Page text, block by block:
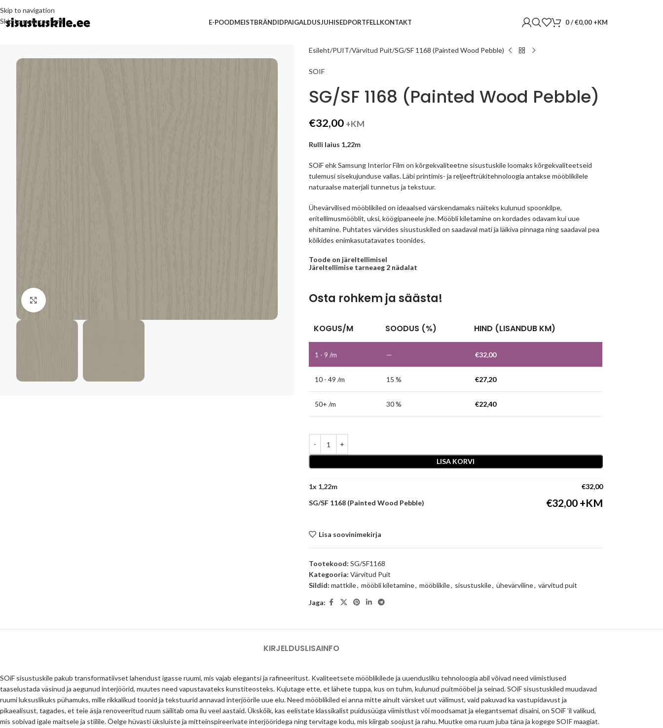
Skip to navigation
Skip to main content
E-POODMEISTBRÄNDIDPAIGALDUSJUHISEDPORTFELLKONTAKT 0/€0,00
Esileht PUIT Värvitud Puit SG/SF 1168 (Painted Wood Pebble)
SOIF
SG/SF 1168 (Painted Wood Pebble)
€32,00 +KM
Rulli laius 1,22m
SOiF ehk Samsung Interior Film on kõrgekvaliteetne sisustuskile loomaks kõrgekvaliteetseid
tulemusi sisekujunduse vallas. Läbi printimis- ja reljeeftrükitehnoloogia antakse mööblikilele
naturaalse materjali tunnetus ja tekstuur.
Ühevärvilised mööblikiled on ideaalsed värskendamaks näiteks kulunud spoonkilpe,
eritellimusmööblit, uksi, köögipaneele jne. Mööbli kiletamine on kordades odavam kui uue
ehitamine. Puhtates värvides sisustuskiled on saadaval mati ja läikiva pinnaga ning saadaval pea
kõikides enimkasutatavates toonides.
Toode on järeltellimisel
Järeltellimise tarneaeg 2 nädalat
Osta rohkem ja säästa!
KOGUS/M SOODUS (%) HIND (LISANDUB KM)
1 - 9 /m — €32,00
10 - 49 /m 15 % €27,20
50+ /m 30 % €22,40
LISA KORVI
1x €32,00
SG/SF 1168 (Painted Wood Pebble)
€32,00
Lisa soovinimekirja
Tootekood: SG/SF1168
Kategooria: Värvitud Puit
Sildid: mattkile, mööbli kiletamine, mööblikile, sisustuskile, ühevärviline, värvitud puit
Jaga:
KIRJELDUSLISAINFO
SOiF sisustuskile pakub transformatiivset lahendust igasse ruumi, mis vajab elegantsi ja rafineeritust. Kvaliteetsete mööblikilede ja uuendusliku tehnoloogia abil võivad need viimistlused
taaselustada väsinud ja aegunud interjöörid, muutes need vapustavateks kunstiteosteks. Kujutage ette, et lähete tuppa, kus on tuhm, kulunud puitmööbel ja seinad. SOiF sisustuskiled muudavad
ruumi luksuslikuks pühamuks, mille rikkalikud toonid ja tekstuurid annavad interjöörile uue elu. Need mööblikiled ei anna mitte ainult värsket uut välimust, vaid pakuvad ka vastupidavust ja
pikaealisust, tagades, et teie äsja renoveeritud ruum säilitab oma ilu veel aastaid. Ükskõik, kas eelistate klassikalist puidusüüga viimistlust või moodsamat ja elegantsemat disaini, on SOiF ’il valikud,
mis sobivad igale maitsele ja stiilile. Öelge hüvasti üksluiste ja mitteinspireerivate interjööridega ning tervitage kodu, mis kiirgab soojust ja rahu. Muutke oma ruum juba täna ja kogege SOIF maagiat.